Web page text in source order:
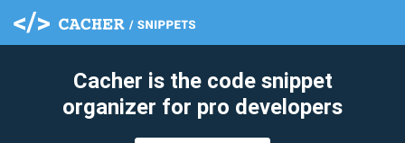
Cacher is the code snippet
organizer for pro developers